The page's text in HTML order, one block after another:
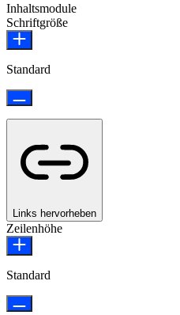
Inhaltsmodule
Schriftgröße
Standard
Links hervorheben
Zeilenhöhe
Standard